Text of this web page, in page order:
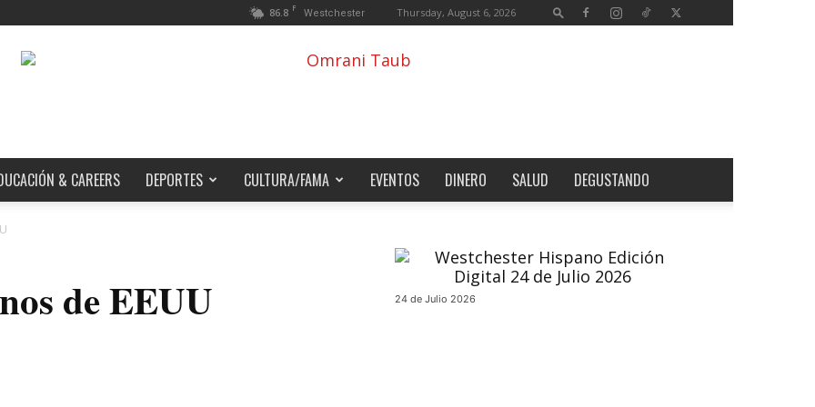
86.8 F Westchester Thursday, August 6, 2026
& CAREERS DEPORTES CULTURA/FAMA EVENTOS DINERO SALUD DEGUSTANDO
de EEUU 24 de Julio 2026